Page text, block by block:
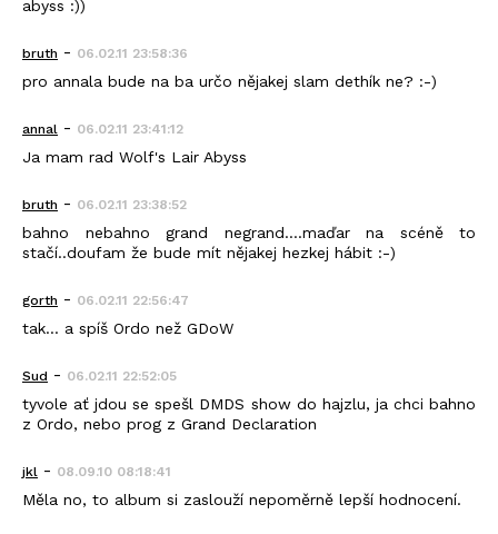
abyss :))
bruth - 06.02.11 23:58:36
pro annala bude na ba určo nějakej slam dethík ne? :-)
annal - 06.02.11 23:41:12
Ja mam rad Wolf's Lair Abyss
bruth - 06.02.11 23:38:52
bahno nebahno grand negrand....maďar na scéně to
stačí..doufam že bude mít nějakej hezkej hábit :-)
gorth - 06.02.11 22:56:47
tak... a spíš Ordo než GDoW
Sud - 06.02.11 22:52:05
tyvole ať jdou se spešl DMDS show do hajzlu, ja chci bahno
z Ordo, nebo prog z Grand Declaration
jkl - 08.09.10 08:18:41
Měla no, to album si zaslouží nepoměrně lepší hodnocení.